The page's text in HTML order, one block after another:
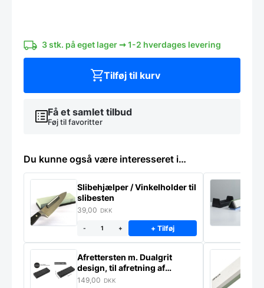
3 stk. på eget lager ➞ 1-2 hverdages levering
Få et samlet tilbud
Føj til favoritter
Tilføj til kurv
Du kunne også være interesseret i…
Slibehjælper / Vinkelholder til
slibesten
39,00 DKK
- + + Tilføj
Afrettersten m. Dualgrit
design, til afretning af
slibesten
149,00 DKK